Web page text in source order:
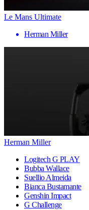
Le Mans Ultimate
Herman Miller
Herman Miller
Logitech G PLAY
Bubba Wallace
Suellio Almeida
Bianca Bustamante
Genshin Impact
G Challenge